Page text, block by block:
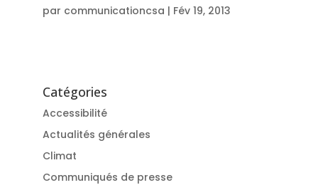
par communicationcsa | Fév 19, 2013
Catégories
Accessibilité
Actualités générales
Climat
Communiqués de presse